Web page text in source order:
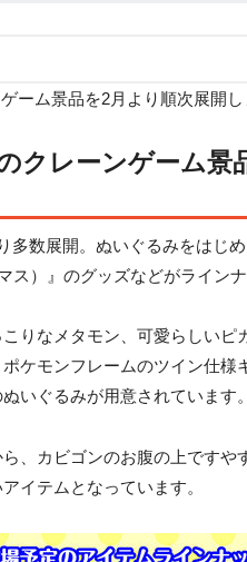
ーム景品を2月より順次展開し
クレーンゲーム景
多数展開。ぬいぐるみをはじ
）』のグッズなどがラインナ
りなメタモン、可愛らしいピ
ケモンフレームのツイン仕様
いぐるみが用意されています。
、カビゴンのお腹の上ですや
イテムとなっています。